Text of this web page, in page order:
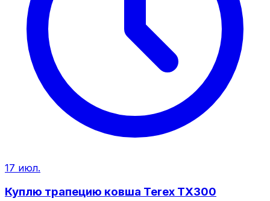
17 июл.
Куплю трапецию ковша Terex TX300